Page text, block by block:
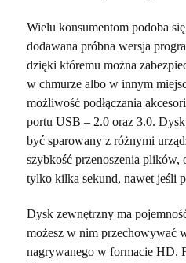
Wielu konsumentom podoba
dodawana próbna wersja
dzięki któremu można
w chmurze albo w innym
możliwość podłączania
portu USB – 2.0 oraz 3.0.
być sparowany z różnymi
szybkość przenoszenia plików,
tylko kilka sekund, nawet jeśli
Dysk zewnętrzny ma
możesz w nim przechowywać
nagrywanego w formacie HD.